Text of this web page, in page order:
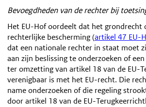
Bevoegdheden van de rechter bij
Het EU-Hof oordeelt dat het grondrecht
rechterlijke bescherming (artikel 47 EU-
dat een nationale rechter in staat moet
aan zijn beslissing te onderzoeken of
ter omzetting van artikel 18 van de EU-
verenigbaar is met het EU-recht. Die
name onderzoeken of die regeling
door artikel 18 van de EU-